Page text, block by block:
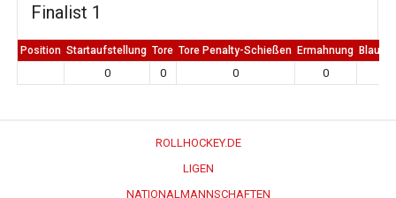
Finalist 1
Position Startaufstellung Tore Tore Penalty-Schießen Ermahnung Blaue
0 0 0 0
ROLLHOCKEY.DE
LIGEN
NATIONALMANNSCHAFTEN